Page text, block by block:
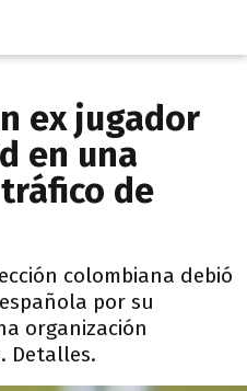
ex jugador
en una
de
colombiana debió
por su
organización
Detalles.